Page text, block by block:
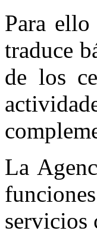
Para
traduce
de los
La
servicios